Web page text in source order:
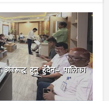
हुनु हुँदैन– पालिका